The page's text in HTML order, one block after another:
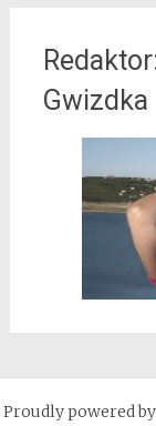
Gwizdka
Proudly powered